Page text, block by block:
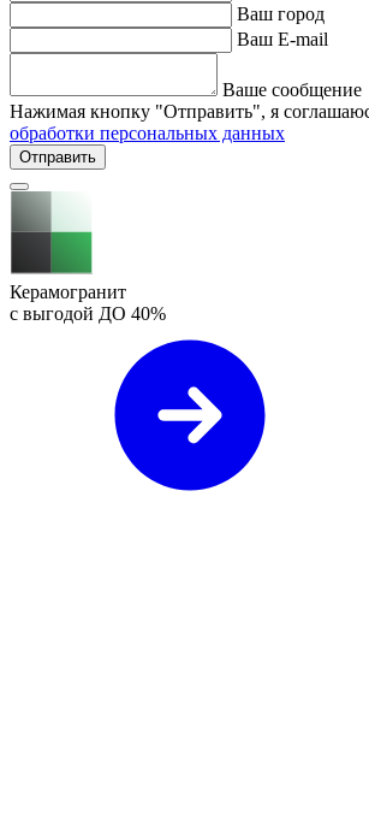
Ваш город
Ваш E-mail
Ваше сообщение
Нажимая кнопку "Отправить", я
обработки персональных данных
Отправить
Керамогранит
с выгодой ДО 40%